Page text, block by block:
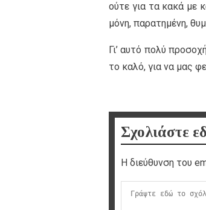
ούτε για τα κακά με
μόνη, παρατημένη,
Γι’ αυτό πολύ
το καλό, για να μας
Σχολιάστε
Η διεύθυνση του